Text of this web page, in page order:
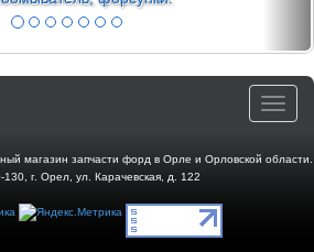
Toggle
магазин запчасти форд в Орле и Орловской области.
130, г. Орел, ул. Карачевская, д. 122